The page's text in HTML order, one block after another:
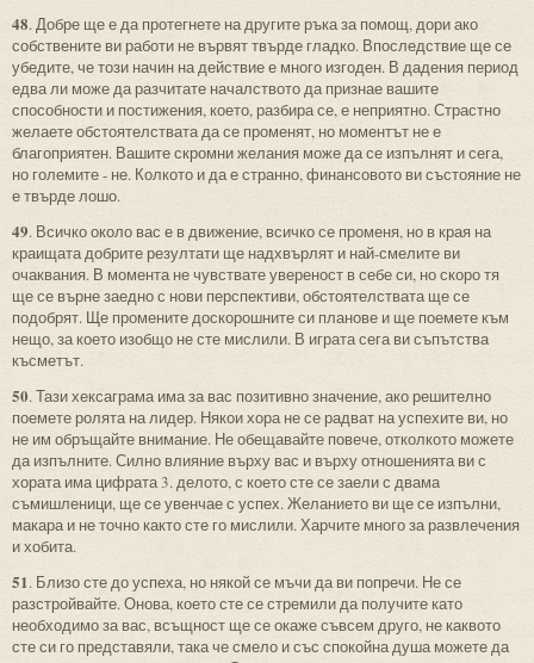
48. Добре ще е да протегнете на другите ръка за помощ, дори ако
собствените ви работи не вървят твърде гладко. Впоследствие ще се
убедите, че този начин на действие е много изгоден. В дадения период
едва ли може да разчитате началството да признае вашите
способности и постижения, което, разбира се, е неприятно. Страстно
желаете обстоятелствата да се променят, но моментът не е
благоприятен. Вашите скромни желания може да се изпълнят и сега,
но големите - не. Колкото и да е странно, финансовото ви състояние не
е твърде лошо.
49. Всичко около вас е в движение, всичко се променя, но в края на
краищата добрите резултати ще надхвърлят и най-смелите ви
очаквания. В момента не чувствате увереност в себе си, но скоро тя
ще се върне заедно с нови перспективи, обстоятелствата ще се
подобрят. Ще промените доскорошните си планове и ще поемете към
нещо, за което изобщо не сте мислили. В играта сега ви съпътства
късметът.
50. Тази хексаграма има за вас позитивно значение, ако решително
поемете ролята на лидер. Някои хора не се радват на успехите ви, но
не им обръщайте внимание. Не обещавайте повече, отколкото можете
да изпълните. Силно влияние върху вас и върху отношенията ви с
хората има цифрата 3. делото, с което сте се заели с двама
съмишленици, ще се увенчае с успех. Желанието ви ще се изпълни,
макара и не точно както сте го мислили. Харчите много за развлечения
и хобита.
51. Близо сте до успеха, но някой се мъчи да ви попречи. Не се
разстройвайте. Онова, което сте се стремили да получите като
необходимо за вас, всъщност ще се окаже съвсем друго, не каквото
сте си го представяли, така че смело и със спокойна душа можете да